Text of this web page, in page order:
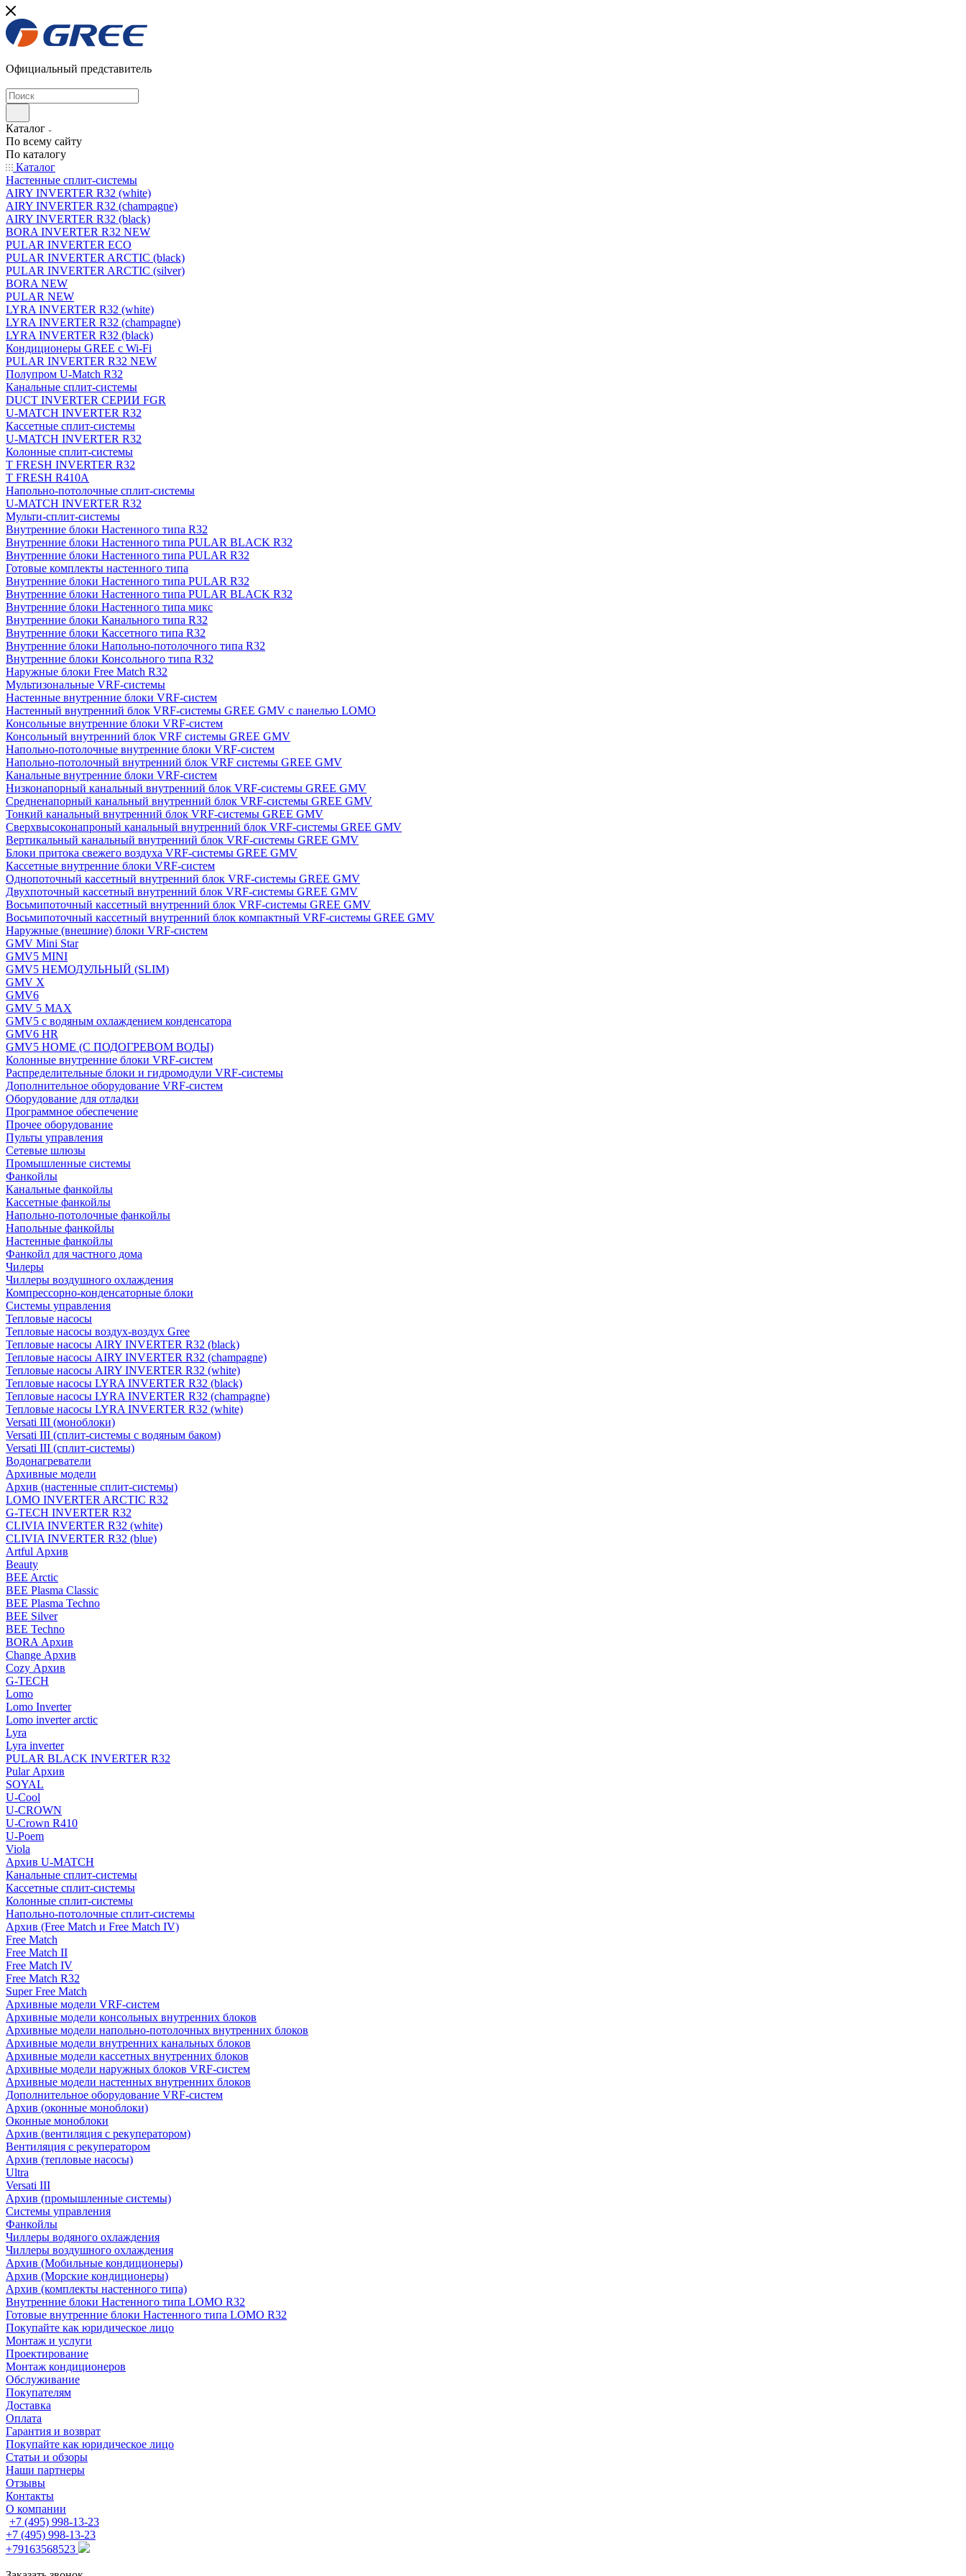
Официальный представитель
Каталог
По всему сайту
По каталогу
Каталог
Настенные сплит-системы
AIRY INVERTER R32 (white)
AIRY INVERTER R32 (champagne)
AIRY INVERTER R32 (black)
BORA INVERTER R32 NEW
PULAR INVERTER ECO
PULAR INVERTER ARCTIC (black)
PULAR INVERTER ARCTIC (silver)
BORA NEW
PULAR NEW
LYRA INVERTER R32 (white)
LYRA INVERTER R32 (champagne)
LYRA INVERTER R32 (black)
Кондиционеры GREE с Wi-Fi
PULAR INVERTER R32 NEW
Полупром U-Match R32
Канальные сплит-системы
DUCT INVERTER СЕРИИ FGR
U-MATCH INVERTER R32
Кассетные сплит-системы
U-MATCH INVERTER R32
Колонные сплит-системы
T FRESH INVERTER R32
T FRESH R410A
Напольно-потолочные сплит-системы
U-MATCH INVERTER R32
Мульти-сплит-системы
Внутренние блоки Настенного типа R32
Внутренние блоки Настенного типа PULAR BLACK R32
Внутренние блоки Настенного типа PULAR R32
Готовые комплекты настенного типа
Внутренние блоки Настенного типа PULAR R32
Внутренние блоки Настенного типа PULAR BLACK R32
Внутренние блоки Настенного типа микс
Внутренние блоки Канального типа R32
Внутренние блоки Кассетного типа R32
Внутренние блоки Напольно-потолочного типа R32
Внутренние блоки Консольного типа R32
Наружные блоки Free Match R32
Мультизональные VRF-системы
Настенные внутренние блоки VRF-систем
Настенный внутренний блок VRF-системы GREE GMV с панелью LOMO
Консольные внутренние блоки VRF-систем
Консольный внутренний блок VRF системы GREE GMV
Напольно-потолочные внутренние блоки VRF-систем
Напольно-потолочный внутренний блок VRF системы GREE GMV
Канальные внутренние блоки VRF-систем
Низконапорный канальный внутренний блок VRF-системы GREE GMV
Средненапорный канальный внутренний блок VRF-системы GREE GMV
Тонкий канальный внутренний блок VRF-системы GREE GMV
Сверхвысоконапроный канальный внутренний блок VRF-системы GREE GMV
Вертикальный канальный внутренний блок VRF-системы GREE GMV
Блоки притока свежего воздуха VRF-системы GREE GMV
Кассетные внутренние блоки VRF-систем
Однопоточный кассетный внутренний блок VRF-системы GREE GMV
Двухпоточный кассетный внутренний блок VRF-системы GREE GMV
Восьмипоточный кассетный внутренний блок VRF-системы GREE GMV
Восьмипоточный кассетный внутренний блок компактный VRF-системы GREE GMV
Наружные (внешние) блоки VRF-систем
GMV Mini Star
GMV5 MINI
GMV5 НЕМОДУЛЬНЫЙ (SLIM)
GMV X
GMV6
GMV 5 MAX
GMV5 с водяным охлаждением конденсатора
GMV6 HR
GMV5 HOME (С ПОДОГРЕВОМ ВОДЫ)
Колонные внутренние блоки VRF-систем
Распределительные блоки и гидромодули VRF-системы
Дополнительное оборудование VRF-систем
Оборудование для отладки
Программное обеспечение
Прочее оборудование
Пульты управления
Сетевые шлюзы
Промышленные системы
Фанкойлы
Канальные фанкойлы
Кассетные фанкойлы
Напольно-потолочные фанкойлы
Напольные фанкойлы
Настенные фанкойлы
Фанкойл для частного дома
Чилеры
Чиллеры воздушного охлаждения
Компрессорно-конденсаторные блоки
Системы управления
Тепловые насосы
Тепловые насосы воздух-воздух Gree
Тепловые насосы AIRY INVERTER R32 (black)
Тепловые насосы AIRY INVERTER R32 (champagne)
Тепловые насосы AIRY INVERTER R32 (white)
Тепловые насосы LYRA INVERTER R32 (black)
Тепловые насосы LYRA INVERTER R32 (champagne)
Тепловые насосы LYRA INVERTER R32 (white)
Versati III (моноблоки)
Versati III (сплит-системы с водяным баком)
Versati III (сплит-системы)
Водонагреватели
Архивные модели
Архив (настенные сплит-системы)
LOMO INVERTER ARCTIC R32
G-TECH INVERTER R32
CLIVIA INVERTER R32 (white)
CLIVIA INVERTER R32 (blue)
Artful Архив
Beauty
BEE Arctic
BEE Plasma Classic
BEE Plasma Techno
BEE Silver
BEE Techno
BORA Архив
Change Архив
Cozy Архив
G-TECH
Lomo
Lomo Inverter
Lomo inverter arctic
Lyra
Lyra inverter
PULAR BLACK INVERTER R32
Pular Архив
SOYAL
U-Cool
U-CROWN
U-Crown R410
U-Poem
Viola
Архив U-MATCH
Канальные сплит-системы
Кассетные сплит-системы
Колонные сплит-системы
Напольно-потолочные сплит-системы
Архив (Free Match и Free Match IV)
Free Match
Free Match II
Free Match IV
Free Match R32
Super Free Match
Архивные модели VRF-систем
Архивные модели консольных внутренних блоков
Архивные модели напольно-потолочных внутренних блоков
Архивные модели внутренних канальных блоков
Архивные модели кассетных внутренних блоков
Архивные модели наружных блоков VRF-систем
Архивные модели настенных внутренних блоков
Дополнительное оборудование VRF-систем
Архив (оконные моноблоки)
Оконные моноблоки
Архив (вентиляция с рекуператором)
Вентиляция с рекуператором
Архив (тепловые насосы)
Ultra
Versati III
Архив (промышленные системы)
Системы управления
Фанкойлы
Чиллеры водяного охлаждения
Чиллеры воздушного охлаждения
Архив (Мобильные кондиционеры)
Архив (Морские кондиционеры)
Архив (комплекты настенного типа)
Внутренние блоки Настенного типа LOMO R32
Готовые внутренние блоки Настенного типа LOMO R32
Покупайте как юридическое лицо
Монтаж и услуги
Проектирование
Монтаж кондиционеров
Обслуживание
Покупателям
Доставка
Оплата
Гарантия и возврат
Покупайте как юридическое лицо
Статьи и обзоры
Наши партнеры
Отзывы
Контакты
О компании
+7 (495) 998-13-23
+7 (495) 998-13-23
+79163568523